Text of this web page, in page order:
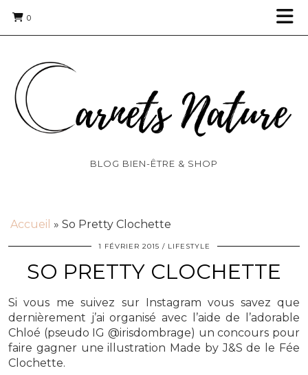
0
BLOG BIEN-ÊTRE & SHOP
Accueil » So Pretty Clochette
1 FÉVRIER 2015 LIFESTYLE
SO PRETTY CLOCHETTE
Si vous me suivez sur Instagram vous savez que
dernièrement j’ai organisé avec l’aide de l’adorable
Chloé (pseudo IG @irisdombrage) un concours pour
faire gagner une illustration Made by J&S de le Fée
Clochette.